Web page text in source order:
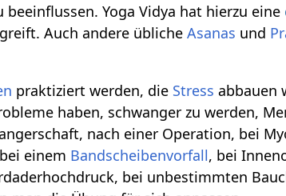
Yoga Vidya hat hierzu eine
Auch andere üblicheAsanas und
praktiziert werden, die Stress abbauen
haben, schwanger zu werden,
nach einer Operation, bei
einem Bandscheibenvorfall, bei
bei unbestimmten